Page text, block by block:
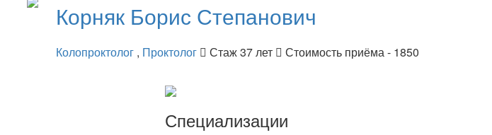
Корняк Борис Степанович
Колопроктолог , Проктолог Стаж 37 лет Стоимость приёма - 1850
Специализации